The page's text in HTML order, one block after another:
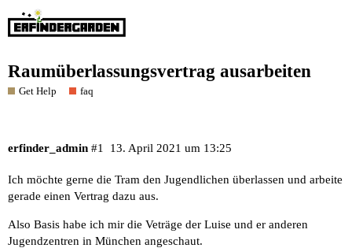
Raumüberlassungsvertrag ausarbeiten
Get Help faq
erfinder_admin 13. April 2021 um 13:25
#1
Ich möchte gerne die Tram den Jugendlichen überlassen und arbeite
gerade einen Vertrag dazu aus.
Also Basis habe ich mir die Veträge der Luise und er anderen
Jugendzentren in München angeschaut.